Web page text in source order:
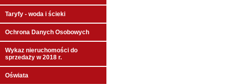
Taryfy - woda i ścieki
Ochrona Danych Osobowych
Wykaz nieruchomości do
sprzedaży w 2018 r.
Oświata